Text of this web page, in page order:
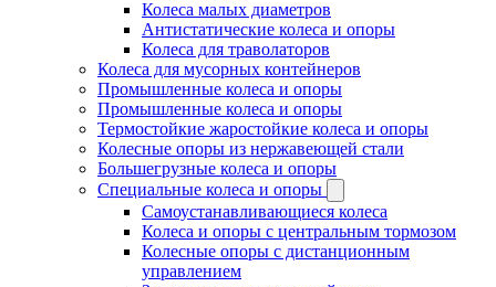
Колеса малых диаметров
Антистатические колеса и опоры
Колеса для траволаторов
Колеса для мусорных контейнеров
Промышленные колеса и опоры
Промышленные колеса и опоры
Термостойкие жаростойкие колеса и опоры
Колесные опоры из нержавеющей стали
Большегрузные колеса и опоры
Специальные колеса и опоры
Самоустанавливающиеся колеса
Колеса и опоры с центральным тормозом
Колесные опоры с дистанционным
управлением